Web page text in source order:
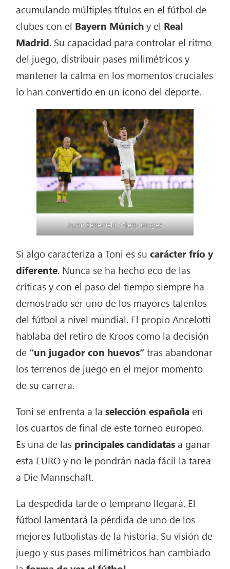
acumulando múltiples títulos en el fútbol de
clubes con el Bayern Múnichy el Real
Madrid. Su capacidad para controlar el ritmo
del juego, distribuir pases milimétricos y
mantener la calma en los momentos cruciales
lo han convertido en un ícono del deporte.
Justin Setterfield / Getty Images
Si algo caracteriza a Toni es sucarácter frío y
diferente. Nunca se ha hecho eco de las
críticas y con el paso del tiempo siempre ha
demostrado ser uno de los mayores talentos
del fútbol a nivel mundial. El propio Ancelotti
hablaba del retiro de Kroos como la decisión
de “un jugador con huevos”tras abandonar
los terrenos de juego en el mejor momento
de su carrera.
Toni se enfrenta a la selección española en
los cuartos de final de este torneo europeo.
Es una de las principales candidatasa ganar
esta EURO y no le pondrán nada fácil la tarea
a Die Mannschaft.
La despedida tarde o temprano llegará. El
fútbol lamentará la pérdida de uno de los
mejores futbolistas de la historia. Su visión de
juego y sus pases milimétricos han cambiado